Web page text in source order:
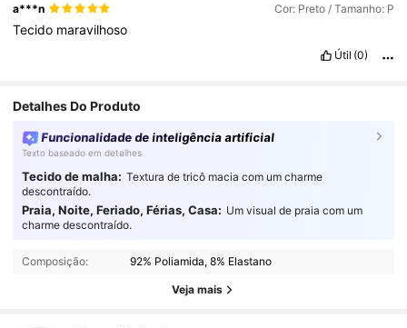
a***n Cor: Preto / Tamanho: P
Tecido maravilhoso
Útil (0)
Detalhes Do Produto
Funcionalidade de inteligência artificial
Texto baseado em detalhes
Tecido de malha: Textura de tricô macia com um charme
descontraído.
Praia, Noite, Feriado, Férias, Casa: Um visual de praia com um
charme descontraído.
Composição: 92% Poliamida, 8% Elastano
Veja mais
4,91 5K Seguidores